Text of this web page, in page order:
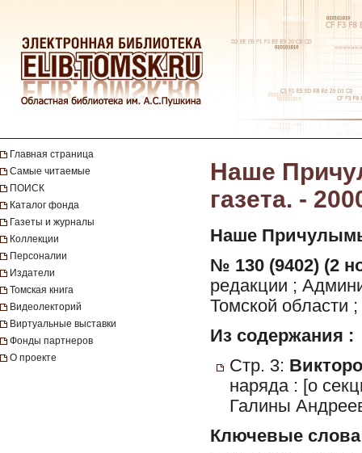
Главная страница
Самые читаемые
ПОИСК
Каталог фонда
Газеты и журналы
Коллекции
Персоналии
Издатели
Томская книга
Видеолекторий
Виртуальные выставки
Фонды партнеров
О проекте
Наше
газета. -
Наше
№ 130 (9402) (2
редакции ;
Томской области
Из содержания :
Стр. 3:
наряда : [о
Галины
Ключевые слова